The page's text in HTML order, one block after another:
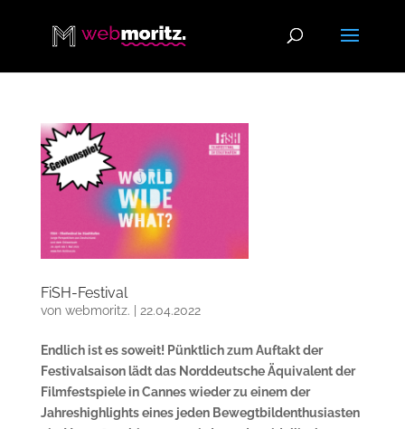
FiSH-Festival
von webmoritz. 22.04.2022
Endlich ist es soweit! Pünktlich zum Auftakt der
Festivalsaison lädt das Norddeutsche Äquivalent der
Filmfestspiele in Cannes wieder zu einem der
Jahreshighlights eines jeden Bewegtbildenthusiasten